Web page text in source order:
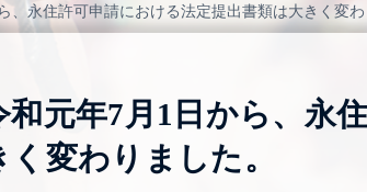
永住許可申請における法定提出書類は大きく変わ
元年7月1日から、永
く変わりました。